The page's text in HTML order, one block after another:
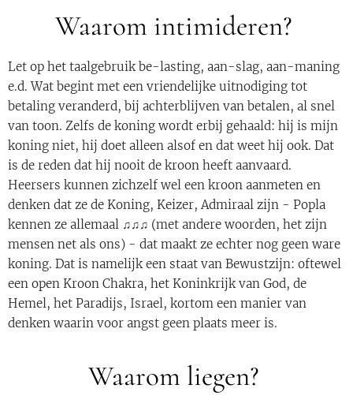
Waarom intimideren?
Let op het taalgebruik be-lasting, aan-slag, aan-maning
e.d. Wat begint met een vriendelijke uitnodiging tot
betaling veranderd, bij achterblijven van betalen, al snel
van toon. Zelfs de koning wordt erbij gehaald: hij is mijn
koning niet, hij doet alleen alsof en dat weet hij ook. Dat
is de reden dat hij nooit de kroon heeft aanvaard.
Heersers kunnen zichzelf wel een kroon aanmeten en
denken dat ze de Koning, Keizer, Admiraal zijn - Popla
kennen ze allemaal ♫♫♫ (met andere woorden, het zijn
mensen net als ons) - dat maakt ze echter nog geen ware
koning. Dat is namelijk een staat van Bewustzijn: oftewel
een open Kroon Chakra, het Koninkrijk van God, de
Hemel, het Paradijs, Israel, kortom een manier van
denken waarin voor angst geen plaats meer is.
Waarom liegen?